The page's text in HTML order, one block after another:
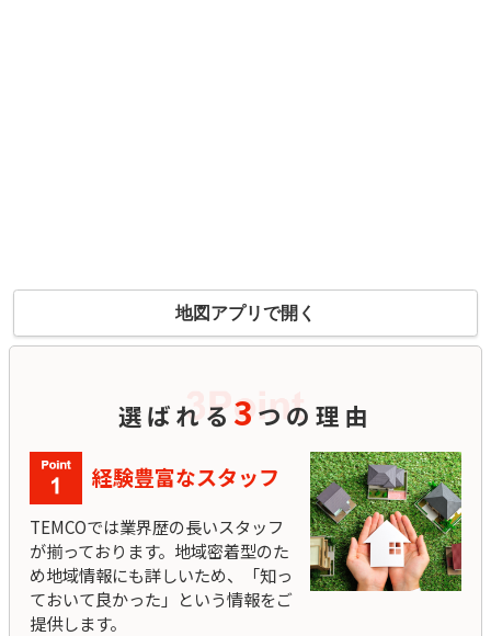
地図アプリで開く
選ばれる 3 つの理由
経験豊富なスタッフ
TEMCOでは業界歴の長いスタッフ
が揃っております。地域密着型のた
め地域情報にも詳しいため、「知っ
ておいて良かった」という情報をご
提供します。